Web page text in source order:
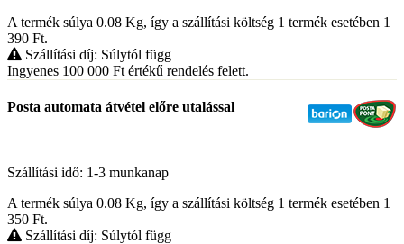
A termék súlya 0.08 Kg, így a szállítási költség 1 termék esetében 1
390 Ft.
Szállítási díj: Súlytól függ
Ingyenes 100 000 Ft értékű rendelés felett.
Posta automata átvétel előre utalással
Szállítási idő: 1-3 munkanap
A termék súlya 0.08 Kg, így a szállítási költség 1 termék esetében 1
350 Ft.
Szállítási díj: Súlytól függ